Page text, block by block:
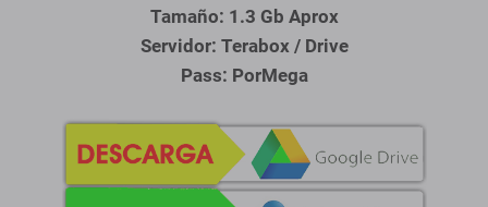
Tamaño: 1.3 Gb Aprox
Servidor: Terabox / Drive
Pass: PorMega